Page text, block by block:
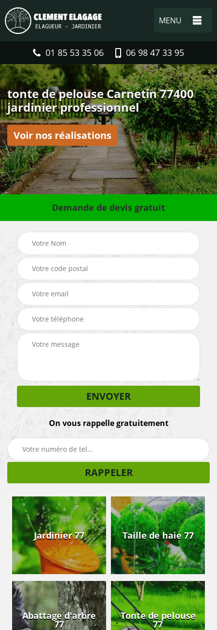
MENU
01 85 53 35 06 06 98 47 33 95
tonte de pelouse Carnetin 77400
jardinier professionnel
Voir nos réalisations
Demande de devis gratuit
On vous rappelle gratuitement
Jardinier 77 Taille de haie 77
Abattage d'arbre
77
Tonte de pelouse
77